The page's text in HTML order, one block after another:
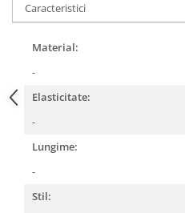
Caracteristici
Material:
-
Elasticitate:
-
Lungime:
-
Stil: